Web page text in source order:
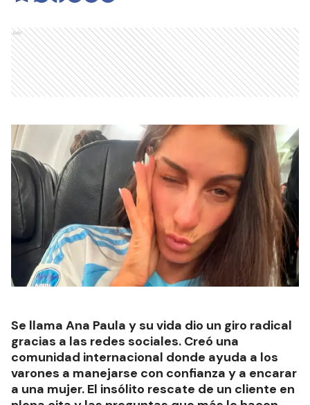
Ads
Se llama Ana Paula y su vida dio un giro radical
gracias a las redes sociales. Creó una
comunidad internacional donde ayuda a los
varones a manejarse con confianza y a encarar
a una mujer. El insólito rescate de un cliente en